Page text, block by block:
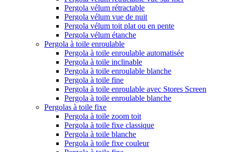
Pergola vélum rétractable
Pergola vélum vue de nuit
Pergola vélum toit plat ou en pente
Pergola vélum étanche
Pergola à toile enroulable
Pergola à toile enroulable automatisée
Pergola à toile inclinable
Pergola à toile enroulable blanche
Pergola à toile fine
Pergola à toile enroulable avec Stores Screen
Pergola à toile enroulable blanche
Pergolas à toile fixe
Pergola à toile zoom toit
Pergola à toile fixe classique
Pergola à toile blanche
Pergola à toile fixe couleur